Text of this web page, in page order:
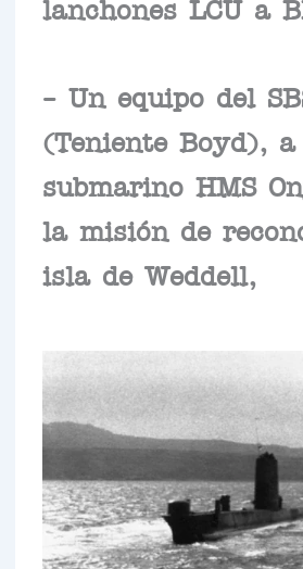
lanchones LCU a
– Un equipo del
(Teniente Boyd), a
submarino HMS
la misión de
isla de Weddell,